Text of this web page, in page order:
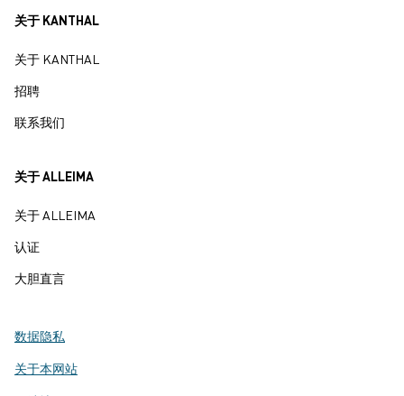
关于 KANTHAL
关于 KANTHAL
招聘
联系我们
关于 ALLEIMA
关于 ALLEIMA
认证
大胆直言
数据隐私
关于本网站